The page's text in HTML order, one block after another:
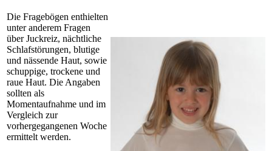
Die Fragebögen enthielten
unter anderem Fragen
über Juckreiz, nächtliche
Schlafstörungen, blutige
und nässende Haut, sowie
schuppige, trockene und
raue Haut. Die Angaben
sollten als
Momentaufnahme und im
Vergleich zur
vorhergegangenen Woche
ermittelt werden.